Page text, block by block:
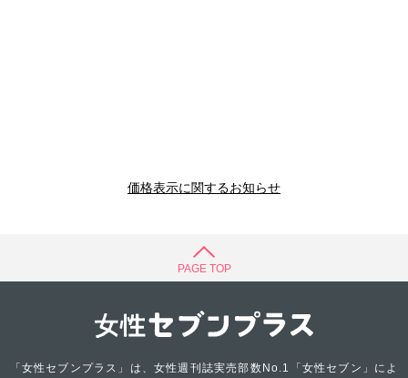
価格表示に関するお知らせ
PAGE TOP
「女性セブンプラス」は、女性週刊誌実売部数No.1「女性セブン」によ